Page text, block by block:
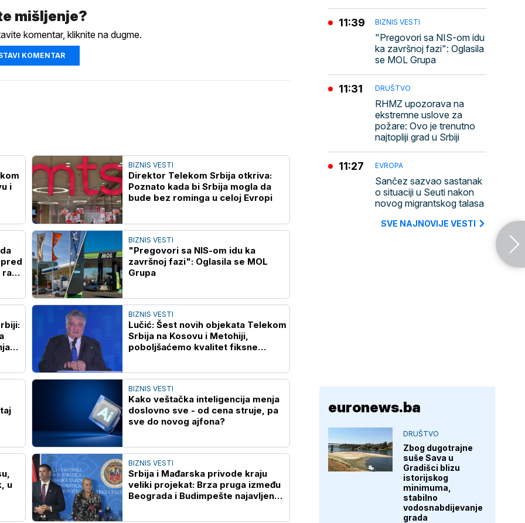
mišljenje?
komentar, kliknite na dugme.
KOMENTAR
i
BIZNIS VESTI
Direktor Telekom Srbija otkriva:
Poznato kada bi Srbija mogla da
bude bez rominga u celoj Evropi
pred
rast
BIZNIS VESTI
"Pregovori sa NIS-om idu ka
završnoj fazi": Oglasila se MOL
Grupa
BIZNIS VESTI
Lučić: Šest novih objekata Telekom
Srbija na Kosovu i Metohiji,
poboljšaćemo kvalitet fiksne
BIZNIS VESTI
Kako veštačka inteligencija menja
doslovno sve - od cena struje, pa
sve do novog ajfona?
u
BIZNIS VESTI
Srbija i Mađarska privode kraju
veliki projekat: Brza pruga između
Beograda i Budimpešte najavljena
BIZNIS VESTI
"Pregovori sa NIS-om idu
ka završnoj fazi": Oglasila
se MOL Grupa
11:39
DRUŠTVO
RHMZ upozorava na
ekstremne uslove za
požare: Ovo je trenutno
najtopliji grad u Srbiji
11:31
EVROPA
Sančez sazvao sastanak
o situaciji u Seuti nakon
novog migrantskog talasa
11:27
SVE NAJNOVIJE VESTI
euronews.ba
DRUŠTVO
Zbog dugotrajne
suše Sava u
Gradišci blizu
istorijskog
minimuma,
stabilno
vodosnabdijevanje
grada